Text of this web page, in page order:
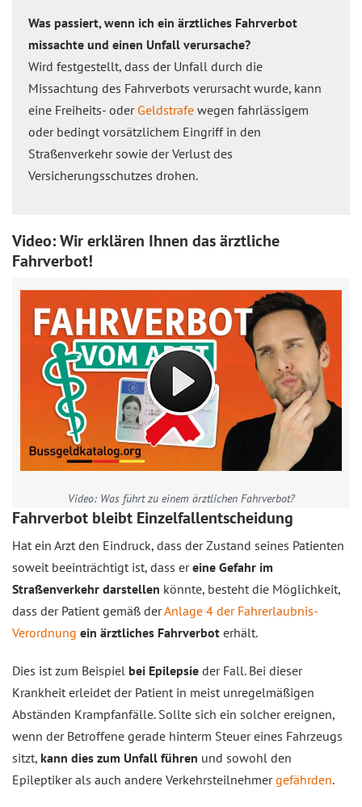
Was passiert, wenn ich ein ärztliches Fahrverbot
missachte und einen Unfall verursache?
Wird festgestellt, dass der Unfall durch die
Missachtung des Fahrverbots verursacht wurde, kann
eine Freiheits- oder Geldstrafe wegen fahrlässigem
oder bedingt vorsätzlichem Eingriff in den
Straßenverkehr sowie der Verlust des
Versicherungsschutzes drohen.
Video: Wir erklären Ihnen das ärztliche
Fahrverbot!
Video: Was führt zu einem ärztlichen Fahrverbot?
Fahrverbot bleibt Einzelfallentscheidung
Hat ein Arzt den Eindruck, dass der Zustand seines Patienten
soweit beeinträchtigt ist, dass ereine Gefahr im
Straßenverkehr darstellen könnte, besteht die Möglichkeit,
dass der Patient gemäß derAnlage 4 der Fahrerlaubnis-
Verordnung ein ärztliches Fahrverbot erhält.
Dies ist zum Beispiel bei Epilepsie der Fall. Bei dieser
Krankheit erleidet der Patient in meist unregelmäßigen
Abständen Krampfanfälle. Sollte sich ein solcher ereignen,
wenn der Betroffene gerade hinterm Steuer eines Fahrzeugs
sitzt, kann dies zum Unfall führen und sowohl den
Epileptiker als auch andere Verkehrsteilnehmergefährden.